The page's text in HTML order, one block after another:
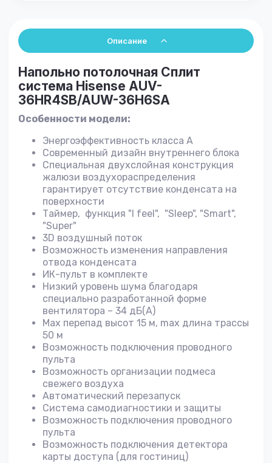
Описание
Напольно потолочная Сплит
система Hisense AUV-
36HR4SB/AUW-36H6SA
Особенности модели:
Энергоэффективность класса А
Современный дизайн внутреннего блока
Специальная двухслойная конструкция
жалюзи воздухораспределения
гарантирует отсутствие конденсата на
поверхности
Таймер, функция "I feel", "Sleep", "Smart",
"Super"
3D воздушный поток
Возможность изменения направления
отвода конденсата
ИК-пульт в комплекте
Низкий уровень шума благодаря
специально разработанной форме
вентилятора – 34 дБ(А)
Max перепад высот 15 м, max длина трассы
50 м
Возможность подключения проводного
пульта
Возможность организации подмеса
свежего воздуха
Автоматический перезапуск
Система самодиагностики и защиты
Возможность подключения проводного
пульта
Возможность подключения детектора
карты доступа (для гостиниц)